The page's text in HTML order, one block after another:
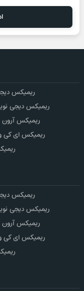
ریمیکس
ریمیکس دیجی
ریمیکس آرون
ریمیکس ای کی
ریمیکس
ریمیکس دیجی
ریمیکس آرون
ریمیکس ای کی